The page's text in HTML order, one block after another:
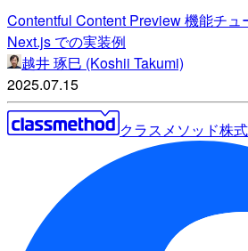
Contentful Content Preview 機能チュ
Next.js での実装例
越井 琢巳 (Koshii Takumi)
2025.07.15
クラスメソッド株